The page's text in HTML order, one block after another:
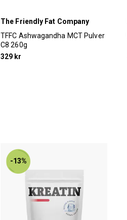
The Friendly Fat Company
TFFC Ashwagandha MCT Pulver
C8 260g
329 kr
-13%